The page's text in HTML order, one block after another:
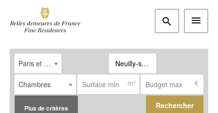
Paris et Ouest parisien Neuilly-sur-Seine (92200)
Chambres m² €
Rechercher
Plus de critères